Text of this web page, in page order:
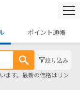
ポイント通帳
絞り込み
ます。最新の価格はリン